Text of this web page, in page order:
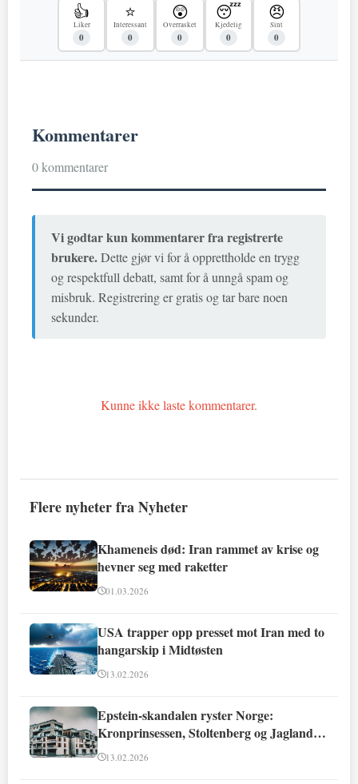
👍
Liker
0
⭐
Interessant
0
😲
Overrasket
0
😴
Kjedelig
0
😠
Sint
0
Kommentarer
0 kommentarer
Vi godtar kun kommentarer fra registrerte
brukere.Dette gjør vi for å opprettholde en trygg
og respektfull debatt, samt for å unngå spam og
misbruk. Registrering er gratis og tar bare noen
sekunder.
Kunne ikke laste kommentarer.
Flere nyheter fra Nyheter
Khameneis død: Iran rammet av krise og
hevner seg med raketter
01.03.2026
USA trapper opp presset mot Iran med to
hangarskip i Midtøsten
13.02.2026
Epstein-skandalen ryster Norge:
Kronprinsessen, Stoltenberg og Jagland
involvert
13.02.2026